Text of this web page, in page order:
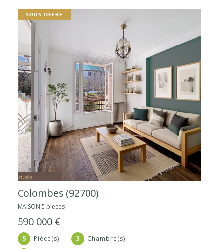
SOUS-OFFRE
Colombes (92700)
MAISON 5 pieces
590 000 €
5 Pièce(s) 3
Chambre(s)